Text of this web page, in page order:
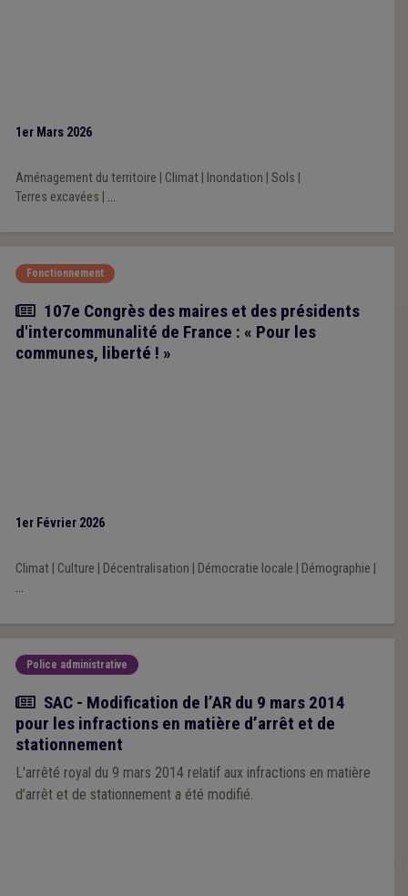
1er Mars 2026
Aménagement du territoire Climat| Inondation Sols
Terres excavées
...
Fonctionnement
Article
107e Congrès des maires et des présidents
d'intercommunalité de France : « Pour les
communes, liberté ! »
1er Février 2026
Climat| Culture Décentralisation Démocratie locale Démographie
...
Police administrative
Actualité
SAC - Modification de l’AR du 9 mars 2014
pour les infractions en matière d’arrêt et de
stationnement
L'arrêté royal du 9 mars 2014 relatif aux infractions en matière
d’arrêt et de stationnement a été modifié.